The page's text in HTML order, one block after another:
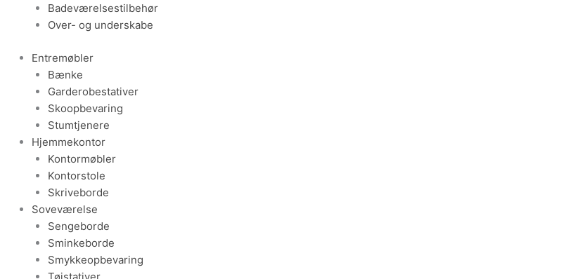
Badeværelsestilbehør
Over- og underskabe
Entremøbler
Bænke
Garderobestativer
Skoopbevaring
Stumtjenere
Hjemmekontor
Kontormøbler
Kontorstole
Skriveborde
Soveværelse
Sengeborde
Sminkeborde
Smykkeopbevaring